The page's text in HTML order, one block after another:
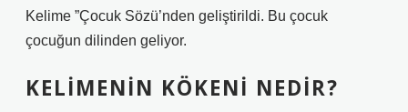
Kelime ”Çocuk Sözü’nden geliştirildi. Bu çocuk
çocuğun dilinden geliyor.
KELIMENIN KÖKENI NEDIR?